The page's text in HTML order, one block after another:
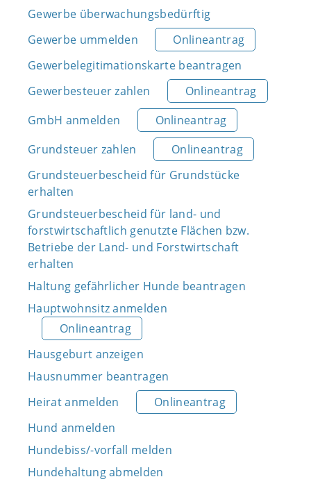
Gewerbe überwachungsbedürftig
Gewerbe ummelden
Onlineantrag
Gewerbelegitimationskarte beantragen
Gewerbesteuer zahlen
Onlineantrag
GmbH anmelden
Onlineantrag
Grundsteuer zahlen
Onlineantrag
Grundsteuerbescheid für Grundstücke
erhalten
Grundsteuerbescheid für land- und
forstwirtschaftlich genutzte Flächen bzw.
Betriebe der Land- und Forstwirtschaft
erhalten
Haltung gefährlicher Hunde beantragen
Hauptwohnsitz anmelden
Onlineantrag
Hausgeburt anzeigen
Hausnummer beantragen
Heirat anmelden
Onlineantrag
Hund anmelden
Hundebiss/-vorfall melden
Hundehaltung abmelden